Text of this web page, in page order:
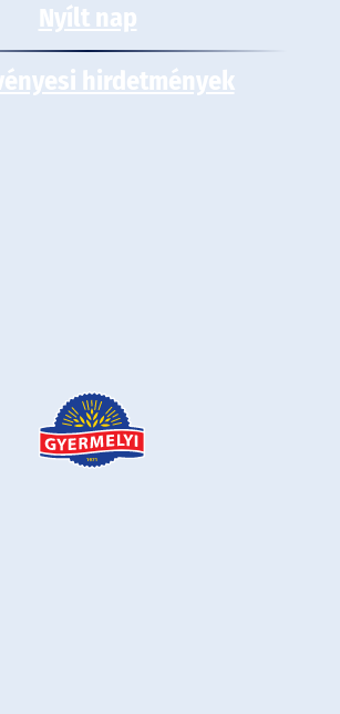
Nyílt nap
hirdetmények